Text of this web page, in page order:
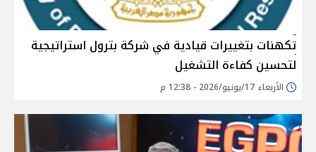
تكهنات بتغييرات قيادية في شركة بترول استراتيجية
لتحسين كفاءة التشغيل
الأربعاء 17/يونيو/2026 - 12:38 م